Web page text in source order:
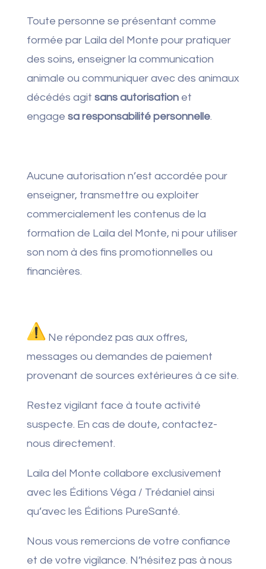
Toute personne se présentant comme
formée par Laila del Monte pour pratiquer
des soins, enseigner la communication
animale ou communiquer avec des animaux
décédés agit sans autorisationet
engage sa responsabilité personnelle.
Aucune autorisation n’est accordée pour
enseigner, transmettre ou exploiter
commercialement les contenus de la
formation de Laila del Monte, ni pour utiliser
son nom à des fins promotionnelles ou
financières.
Ne répondez pas aux offres,
messages ou demandes de paiement
provenant de sources extérieures à ce site.
Restez vigilant face à toute activité
suspecte. En cas de doute, contactez-
nous directement.
Laila del Monte collabore exclusivement
avec les Éditions Véga / Trédaniel ainsi
qu’avec les Éditions PureSanté.
Nous vous remercions de votre confiance
et de votre vigilance. N’hésitez pas à nous